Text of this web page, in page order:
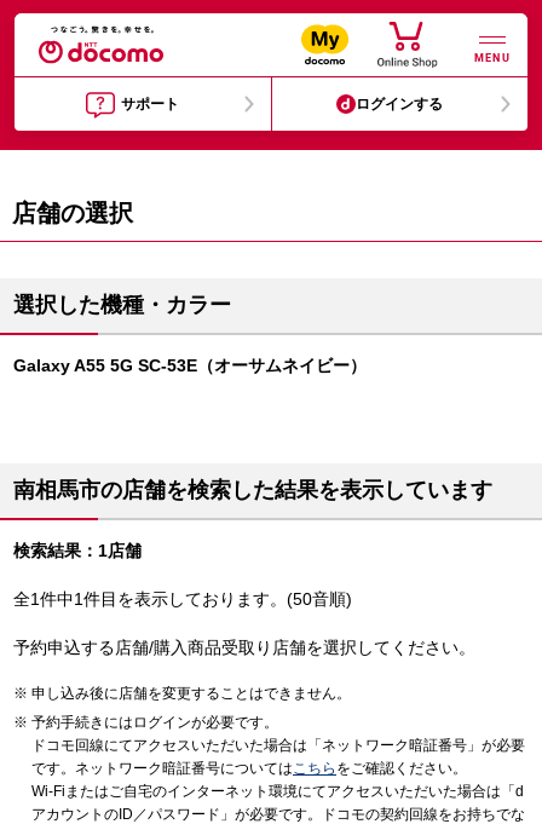
MENU
サポート ログインする
店舗の選択
選択した機種・カラー
Galaxy A55 5G SC-53E（オーサムネイビー）
南相馬市の店舗を検索した結果を表示しています
検索結果：1店舗
全1件中1件目を表示しております。(50音順)
予約申込する店舗/購入商品受取り店舗を選択してください。
申し込み後に店舗を変更することはできません。
予約手続きにはログインが必要です。
ドコモ回線にてアクセスいただいた場合は「ネットワーク暗証番号」が必要
です。ネットワーク暗証番号についてはこちら をご確認ください。
Wi-Fiまたはご自宅のインターネット環境にてアクセスいただいた場合は「d
アカウントのID／パスワード」が必要です。ドコモの契約回線をお持ちでな